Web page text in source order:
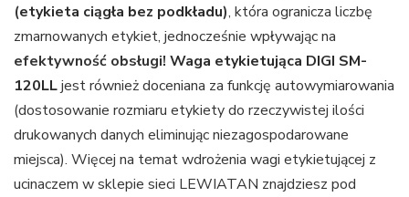
(etykieta ciągła bez podkładu), która ogranicza liczbę
zmarnowanych etykiet, jednocześnie wpływając na
efektywność obsługi! Waga etykietująca DIGI SM-
120LLjest również doceniana za funkcję autowymiarowania
(dostosowanie rozmiaru etykiety do rzeczywistej ilości
drukowanych danych eliminując niezagospodarowane
miejsca). Więcej na temat wdrożenia wagi etykietującej z
ucinaczem w sklepie sieci LEWIATAN znajdziesz pod